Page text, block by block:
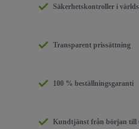
Säkerhetskontroller i
Transparent prissättning
100 % beställningsgaranti
Kundtjänst från början till